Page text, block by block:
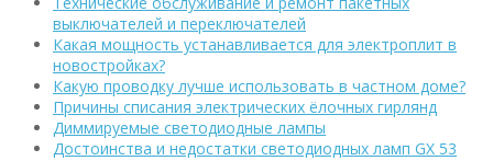
выключателей и переключателей
Какая мощность устанавливается для электроплит в
новостройках?
Какую проводку лучше использовать в частном доме?
Причины списания электрических ёлочных гирлянд
Диммируемые светодиодные лампы
Достоинства и недостатки светодиодных ламп GX 53